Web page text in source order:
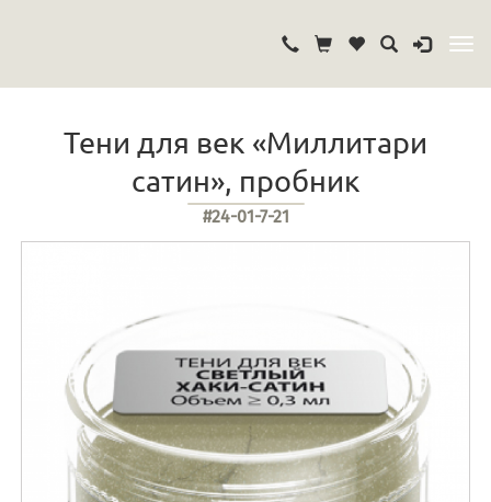
Тени для век «Миллитари
сатин», пробник
#24-01-7-21